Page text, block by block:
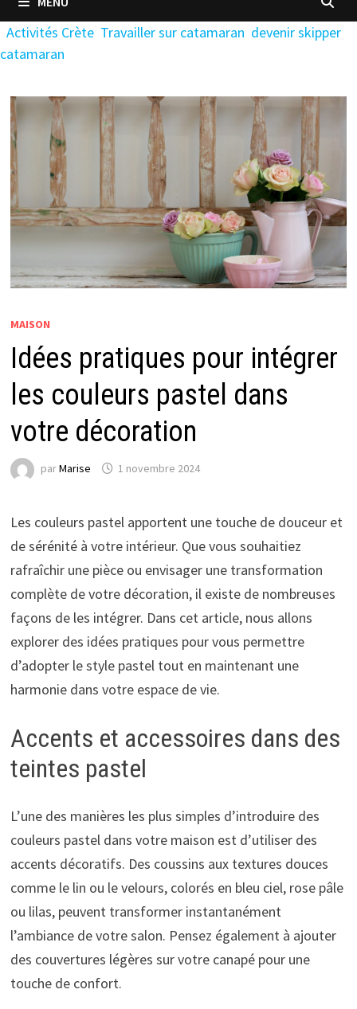
Activités Crète Travailler sur catamaran devenir skipper
catamaran
MAISON
Idées pratiques pour intégrer
les couleurs pastel dans
votre décoration
parMarise 1 novembre 2024
Les couleurs pastel apportent une touche de douceur et
de sérénité à votre intérieur. Que vous souhaitiez
rafraîchir une pièce ou envisager une transformation
complète de votre décoration, il existe de nombreuses
façons de les intégrer. Dans cet article, nous allons
explorer des idées pratiques pour vous permettre
d’adopter le style pastel tout en maintenant une
harmonie dans votre espace de vie.
Accents et accessoires dans des
teintes pastel
L’une des manières les plus simples d’introduire des
couleurs pastel dans votre maison est d’utiliser des
accents décoratifs. Des coussins aux textures douces
comme le lin ou le velours, colorés en bleu ciel, rose pâle
ou lilas, peuvent transformer instantanément
l’ambiance de votre salon. Pensez également à ajouter
des couvertures légères sur votre canapé pour une
touche de confort.